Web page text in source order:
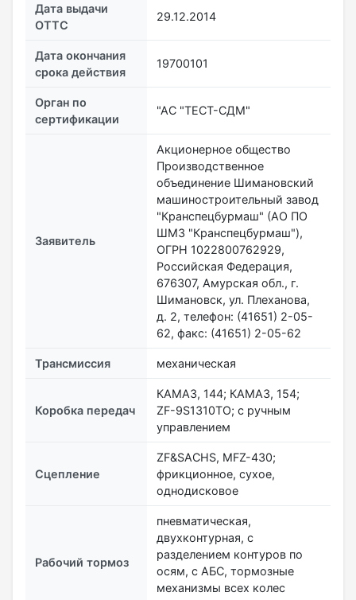
Дата выдачи
ОТТС
29.12.2014
Дата окончания
срока действия
19700101
Орган по
сертификации
"АС "ТЕСТ-СДМ"
Заявитель
Акционерное общество
Производственное
объединение Шимановский
машиностроительный завод
"Кранспецбурмаш" (АО ПО
ШМЗ "Кранспецбурмаш"),
ОГРН 1022800762929,
Российская Федерация,
676307, Амурская обл., г.
Шимановск, ул. Плеханова,
д. 2, телефон: (41651) 2-05-
62, факс: (41651) 2-05-62
Трансмиссия механическая
Коробка передач
КАМАЗ, 144; КАМАЗ, 154;
ZF-9S1310TO; с ручным
управлением
Сцепление
ZF&SACHS, MFZ-430;
фрикционное, сухое,
однодисковое
Рабочий тормоз
пневматическая,
двухконтурная, с
разделением контуров по
осям, с АБС, тормозные
механизмы всех колес